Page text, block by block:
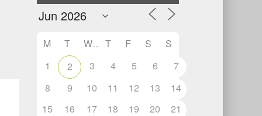
M T W T F S
S
1
2 3 4 5 6
7
8
9 10 11 12 13
14
15
16 17 18 19 20
21